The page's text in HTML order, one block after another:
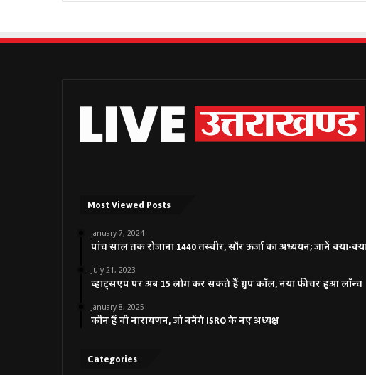
Most Viewed Posts
January 7, 2024
पांच साल तक रोजाना 1440 तस्वीर, सौर ऊर्जा का अध्ययन; जानें क्या-
July 21, 2023
व्हाट्सएप पर अब 15 लोग कर सकते हैं ग्रुप कॉल, नया फीचर हुआ लॉन्च
January 8, 2025
कौन हैं वी नारायणन, जो बनेंगे ISRO के नए अध्यक्ष
Categories